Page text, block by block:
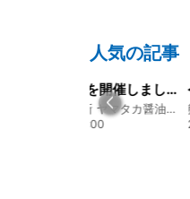
人気の記事
令和8年熊本地震に関するご報告
熊本 あか牛「延寿牛」ファンド2026
2026年7月30日 15:25